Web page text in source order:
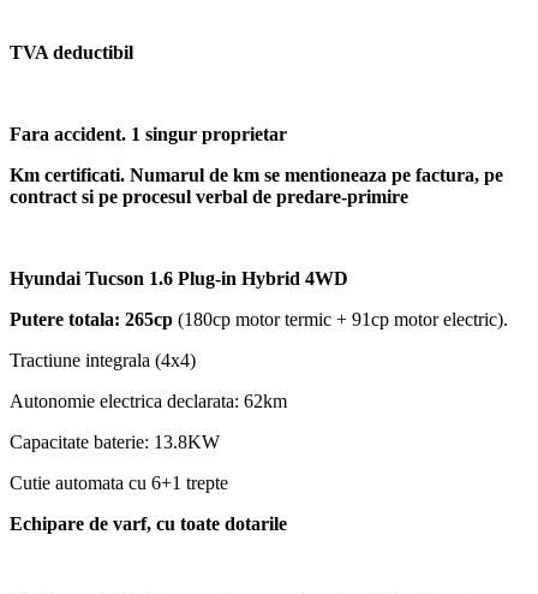
TVA deductibil
Fara accident. 1 singur proprietar
Km certificati. Numarul de km se mentioneaza pe factura, pe
contract si pe procesul verbal de predare-primire
Hyundai Tucson 1.6 Plug-in Hybrid 4WD
Putere totala: 265cp (180cp motor termic + 91cp motor electric).
Tractiune integrala (4x4)
Autonomie electrica declarata: 62km
Capacitate baterie: 13.8KW
Cutie automata cu 6+1 trepte
Echipare de varf, cu toate dotarile